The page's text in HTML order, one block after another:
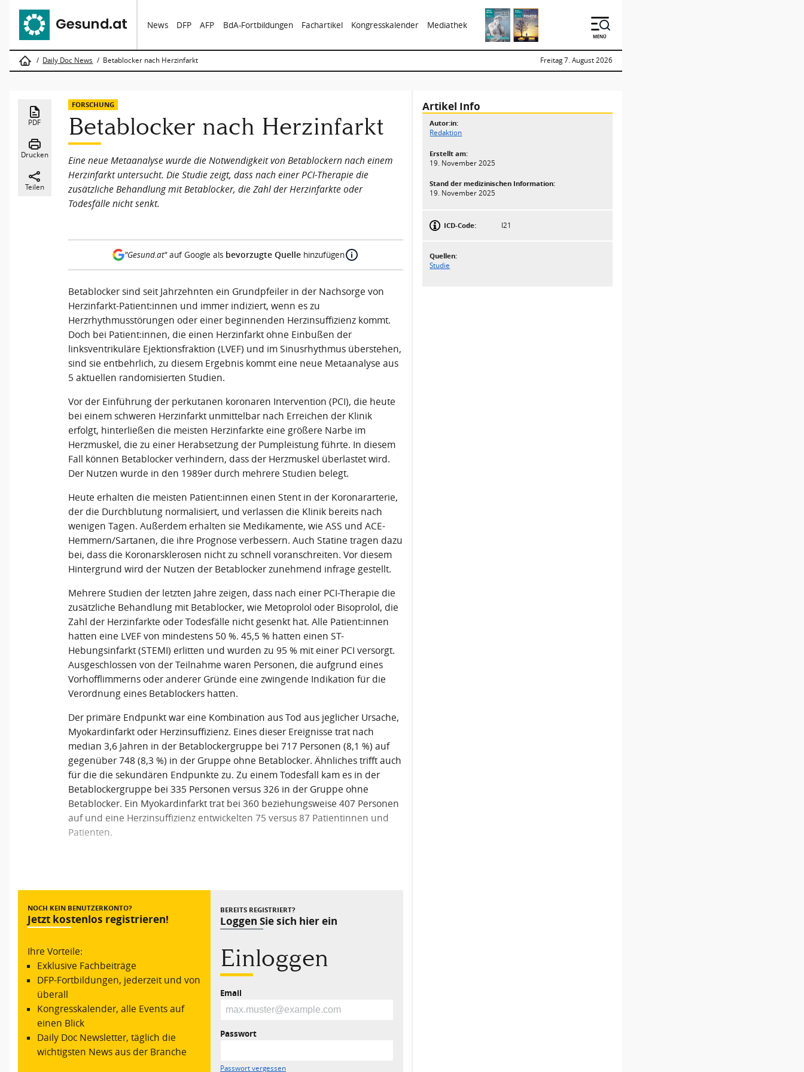
News DFP AFP BdA-Fortbildungen Fachartikel Kongresskalender Mediathek
MENÜ
Daily Doc News Betablocker nach Herzinfarkt Freitag 7. August 2026
PDF
Drucken
Teilen
FORSCHUNG
Betablocker nach Herzinfarkt
Eine neue Metaanalyse wurde die Notwendigkeit von Betablockern nach einem
Herzinfarkt untersucht. Die Studie zeigt, dass nach einer PCI-Therapie die
zusätzliche Behandlung mit Betablocker, die Zahl der Herzinfarkte oder
Todesfälle nicht senkt.
"Gesund.at"auf Google als bevorzugte Quellehinzufügen
Betablocker sind seit Jahrzehnten ein Grundpfeiler in der Nachsorge von
Herzinfarkt-Patient:innen und immer indiziert, wenn es zu
Herzrhythmusstörungen oder einer beginnenden Herzinsuffizienz kommt.
Doch bei Patient:innen, die einen Herzinfarkt ohne Einbußen der
linksventrikuläre Ejektionsfraktion (LVEF) und im Sinusrhythmus überstehen,
sind sie entbehrlich, zu diesem Ergebnis kommt eine neue Metaanalyse aus
5 aktuellen randomisierten Studien.
Vor der Einführung der perkutanen koronaren Intervention (PCI), die heute
bei einem schweren Herzinfarkt unmittelbar nach Erreichen der Klinik
erfolgt, hinterließen die meisten Herzinfarkte eine größere Narbe im
Herzmuskel, die zu einer Herabsetzung der Pumpleistung führte. In diesem
Fall können Betablocker verhindern, dass der Herzmuskel überlastet wird.
Der Nutzen wurde in den 1989er durch mehrere Studien belegt.
Heute erhalten die meisten Patient:innen einen Stent in der Koronararterie,
der die Durchblutung normalisiert, und verlassen die Klinik bereits nach
wenigen Tagen. Außerdem erhalten sie Medikamente, wie ASS und ACE-
Hemmern/Sartanen, die ihre Prognose verbessern. Auch Statine tragen dazu
bei, dass die Koronarsklerosen nicht zu schnell voranschreiten. Vor diesem
Hintergrund wird der Nutzen der Betablocker zunehmend infrage gestellt.
Mehrere Studien der letzten Jahre zeigen, dass nach einer PCI-Therapie die
zusätzliche Behandlung mit Betablocker, wie Metoprolol oder Bisoprolol, die
Zahl der Herzinfarkte oder Todesfälle nicht gesenkt hat. Alle Patient:innen
hatten eine LVEF von mindestens 50 %. 45,5 % hatten einen ST-
Hebungsinfarkt (STEMI) erlitten und wurden zu 95 % mit einer PCI versorgt.
Ausgeschlossen von der Teilnahme waren Personen, die aufgrund eines
Vorhofflimmerns oder anderer Gründe eine zwingende Indikation für die
Verordnung eines Betablockers hatten.
Der primäre Endpunkt war eine Kombination aus Tod aus jeglicher Ursache,
Myokardinfarkt oder Herzinsuffizienz. Eines dieser Ereignisse trat nach
median 3,6 Jahren in der Betablockergruppe bei 717 Personen (8,1 %) auf
gegenüber 748 (8,3 %) in der Gruppe ohne Betablocker. Ähnliches trifft auch
für die die sekundären Endpunkte zu. Zu einem Todesfall kam es in der
Betablockergruppe bei 335 Personen versus 326 in der Gruppe ohne
Betablocker. Ein Myokardinfarkt trat bei 360 beziehungsweise 407 Personen
auf und eine Herzinsuffizienz entwickelten 75 versus 87 Patientinnen und
Patienten.
NOCH KEIN BENUTZERKONTO?
Jetzt kostenlos registrieren!
Ihre Vorteile:
Exklusive Fachbeiträge
DFP-Fortbildungen, jederzeit und von
überall
Kongresskalender, alle Events auf
einen Blick
Daily Doc Newsletter, täglich die
wichtigsten News aus der Branche
BEREITS REGISTRIERT?
Loggen Sie sich hier ein
Einloggen
Email
Passwort
Passwort vergessen
Artikel Info
Autor:in:
Redaktion
Erstellt am:
19. November 2025
Stand der medizinischen Information:
19. November 2025
ICD-Code: I21
Quellen:
Studie